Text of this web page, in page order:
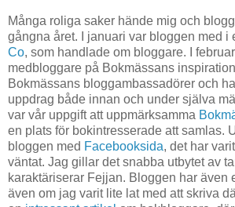
Många roliga saker hände mig och
gångna året. I januari var bloggen med i
Co, som handlade om bloggare. I
medbloggare på Bokmässans
Bokmässans bloggambassadörer och
uppdrag både innan och under själva
var vår uppgift att uppmärksamma
en plats för bokintresserade att samlas.
bloggen med Facebooksida, det har
väntat. Jag gillar det snabba utbytet av
karaktäriserar Fejjan. Bloggen har även
även om jag varit lite lat med att skriva